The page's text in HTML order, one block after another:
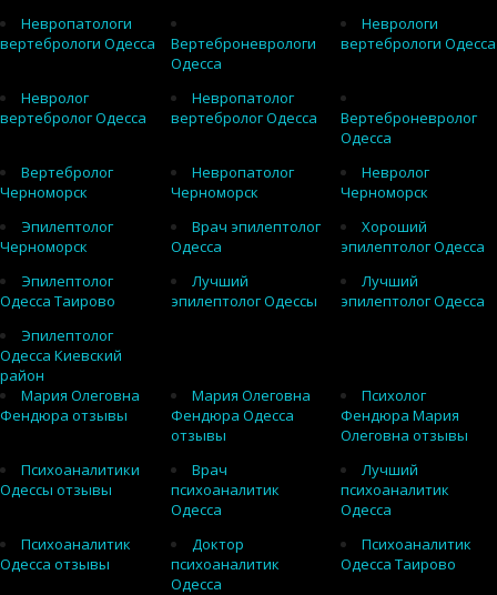
Невропатологи
вертебрологи Одесса
Вертеброневрологи
Одесса
Неврологи
вертебрологи Одесса
Невролог
вертебролог Одесса
Невропатолог
вертебролог Одесса
Вертеброневролог
Одесса
Вертебролог
Черноморск
Невропатолог
Черноморск
Невролог
Черноморск
Эпилептолог
Черноморск
Врач эпилептолог
Одесса
Хороший
эпилептолог Одесса
Эпилептолог
Одесса Таирово
Лучший
эпилептолог Одессы
Лучший
эпилептолог Одесса
Эпилептолог
Одесса Киевский
район
Мария Олеговна
Фендюра отзывы
Мария Олеговна
Фендюра Одесса
отзывы
Психолог
Фендюра Мария
Олеговна отзывы
Психоаналитики
Одессы отзывы
Врач
психоаналитик
Одесса
Лучший
психоаналитик
Одесса
Психоаналитик
Одесса отзывы
Доктор
психоаналитик
Одесса
Психоаналитик
Одесса Таирово